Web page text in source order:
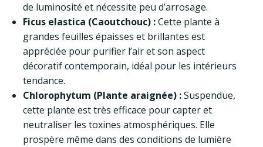
de luminosité et nécessite peu d’arrosage.
Ficus elastica (Caoutchouc) :Cette plante à
grandes feuilles épaisses et brillantes est
appréciée pour purifier l’air et son aspect
décoratif contemporain, idéal pour les intérieurs
tendance.
Chlorophytum (Plante araignée) :Suspendue,
cette plante est très efficace pour capter et
neutraliser les toxines atmosphériques. Elle
prospère même dans des conditions de lumière